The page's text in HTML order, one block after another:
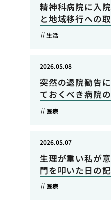
精神科病院に入
と地域移行への
生活
突然の退院勧告
ておくべき病院
2026.05.08
医療
生理が重い私が
門を叩いた日の
2026.05.07
医療